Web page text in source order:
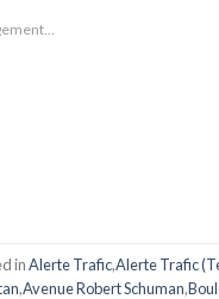
inAlerte Trafic,Alerte Trafic
,Avenue Robert Schuman,